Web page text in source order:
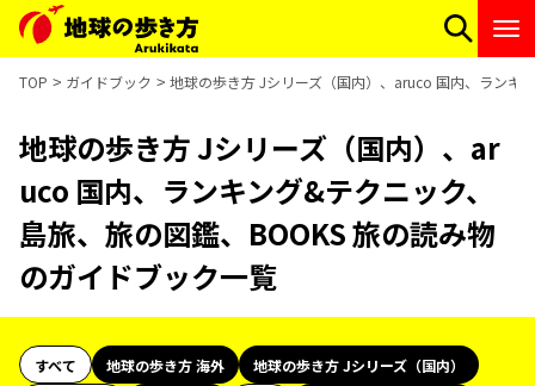
TOP ガイドブック 地球の歩き方 Jシリーズ（国内）、aruco 国内、ランキ
地球の歩き方 Jシリーズ（国内）、ar
uco 国内、ランキング&テクニック、
島旅、旅の図鑑、BOOKS 旅の読み物
のガイドブック一覧
すべて 地球の歩き方 海外
地球の歩き方 Jシリーズ（国内）